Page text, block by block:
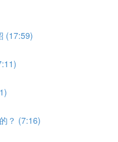
(17:59)
？ (7:16)